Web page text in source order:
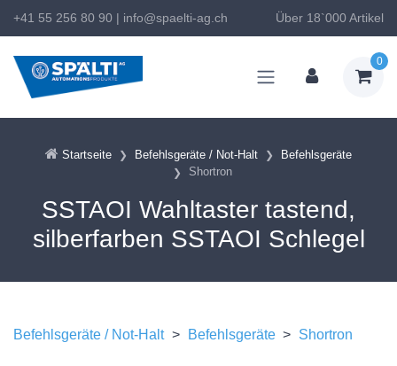
+41 55 256 80 90 | info@spaelti-ag.ch Über 18`000 Artikel
0
Startseite Befehlsgeräte / Not-Halt
Befehlsgeräte
Shortron
SSTAOI Wahltaster tastend,
silberfarben SSTAOI Schlegel
Befehlsgeräte / Not-Halt > Befehlsgeräte > Shortron